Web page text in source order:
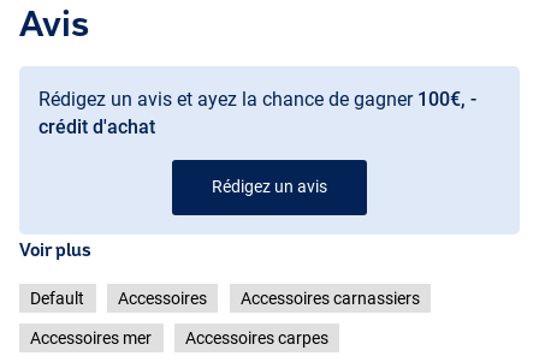
Avis
Rédigez un avis et ayez la chance de gagner 100€, -
crédit d'achat
Rédigez un avis
Voir plus
Default Accessoires Accessoires carnassiers
Accessoires mer Accessoires carpes